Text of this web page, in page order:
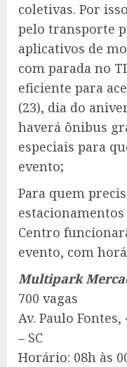
coletivas. Por
pelo transporte
aplicativos de
com parada no
eficiente para
(23), dia do
haverá ônibus
especiais para
evento;
Para quem
Centro
evento, com
Multipark
700 vagas
Av. Paulo
– SC
Horário: 08h às